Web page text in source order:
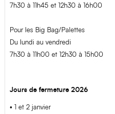
7h30 à 11h45 et 12h30 à 16h00
Pour les Big Bag/Palettes
Du lundi au vendredi
7h30 à 11h00 et 12h30 à 15h00
Jours de fermeture 2026
• 1 et 2 janvier